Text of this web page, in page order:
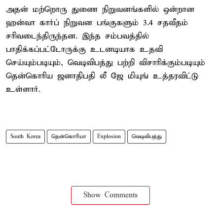
அதன் மற்றொரு துணை நிறுவனங்களில் ஒன்றான
ஹன்வா கார்ப் நிறுவன பங்குகளும் 3.4 சதவீதம்
சரிவடைந்திருந்தன. இந்த சம்பவத்தில்
பாதிக்கப்பட்டோருக்கு உடனடியாக உதவி
செய்யும்படியும், வெடிவிபத்து பற்றி விசாரிக்கும்படியும்
தென்கொரிய ஜனாதிபதி லீ ஜே மியுங் உத்தரவிட்டு
உள்ளார்.
South Korea தென்கொரியா Explosion வெடிவிபத்து
Show Comments